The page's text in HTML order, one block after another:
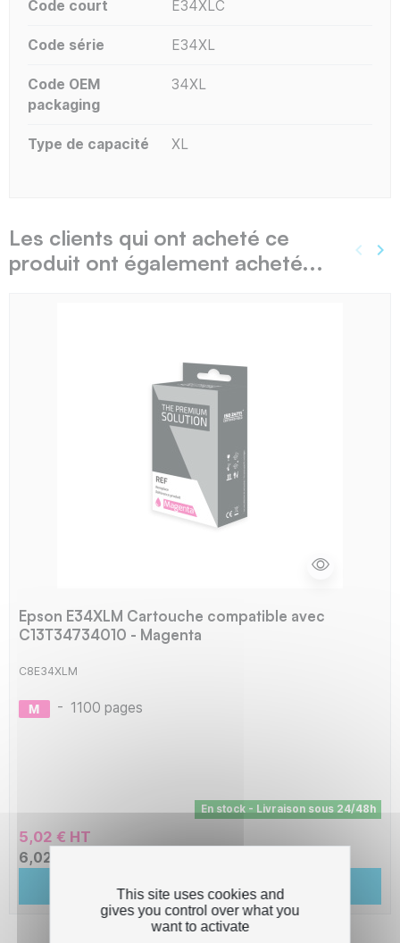
Code court E34XLC
Code série E34XL
Code OEM
packaging
34XL
Type de capacité XL
Les clients qui ont acheté ce
produit ont également acheté...
keyboard_arrow_left keyboard_arrow_right
Epson E34XLM Cartouche compatible avec
C13T34734010 - Magenta
C8E34XLM
- 1100 pages
En stock - Livraison sous 24/48h
5,02 € HT
6,02 € TTC
Ajouter au panier
This site uses cookies and
gives you control over what you
want to activate